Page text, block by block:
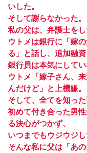
いした。
そして謝らなかった。
私の父は、弁護士をし
ウトメは銀行に「嫁
る」と話し、追加融資
銀行員は本気にしてい
ウトメ「嫁子さん、
んだけど」と上機嫌。
そして、全てを知っ
初めて付き合った男
る決心がつかず、
いつまでもウジウジし
そんな私に父は「あ